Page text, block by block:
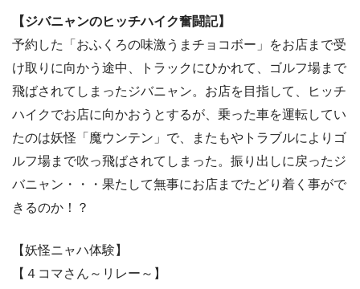
【ジバニャンのヒッチハイク奮闘記】
予約した「おふくろの味激うまチョコボー」をお店まで受
け取りに向かう途中、トラックにひかれて、ゴルフ場まで
飛ばされてしまったジバニャン。お店を目指して、ヒッチ
ハイクでお店に向かおうとするが、乗った車を運転してい
たのは妖怪「魔ウンテン」で、またもやトラブルによりゴ
ルフ場まで吹っ飛ばされてしまった。振り出しに戻ったジ
バニャン・・・果たして無事にお店までたどり着く事がで
きるのか！？
【妖怪ニャハ体験】
【４コマさん～リレー～】